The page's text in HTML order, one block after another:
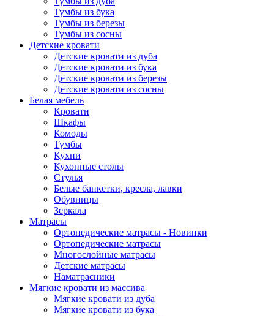
Тумбы из бука
Тумбы из березы
Тумбы из сосны
Детские кровати
Детские кровати из дуба
Детские кровати из бука
Детские кровати из березы
Детские кровати из сосны
Белая мебель
Кровати
Шкафы
Комоды
Тумбы
Кухни
Кухонные столы
Стулья
Белые банкетки, кресла, лавки
Обувницы
Зеркала
Матрасы
Ортопедические матрасы - Новинки
Ортопедические матрасы
Многослойные матрасы
Детские матрасы
Наматрасники
Мягкие кровати из массива
Мягкие кровати из дуба
Мягкие кровати из бука